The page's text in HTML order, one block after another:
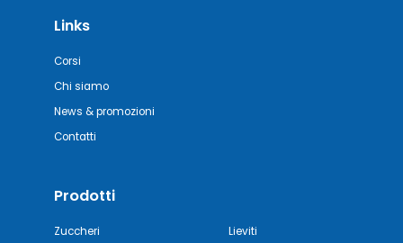
Links
Corsi
Chi siamo
News & promozioni
Contatti
Prodotti
Zuccheri
Lieviti